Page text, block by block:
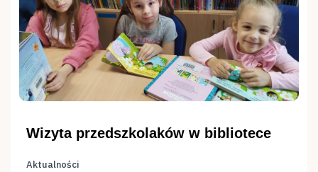
Wizyta przedszkolaków w bibliotece
Aktualności